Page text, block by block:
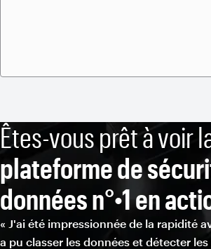
Êtes-vous prêt à voir
plateforme de
données n°•1 en
« J'ai été impressionnée de la rapidité
a pu classer les données et détecter